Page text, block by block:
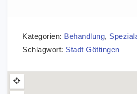
Kategorien: Behandlung,
Schlagwort: Stadt Göttingen